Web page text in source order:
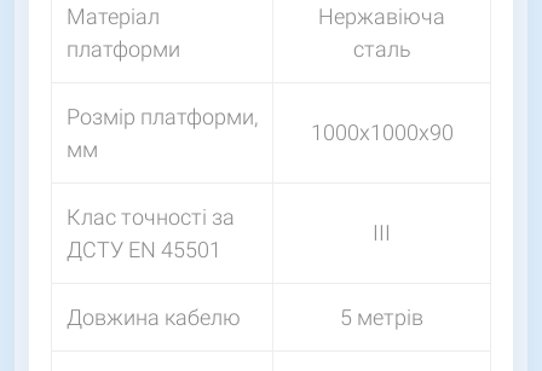
Матеріал
платформи
Нержавіюча
сталь
Розмір платформи,
мм
1000х1000х90
Клас точності за
ДСТУ EN 45501
III
Довжина кабелю 5 метрів